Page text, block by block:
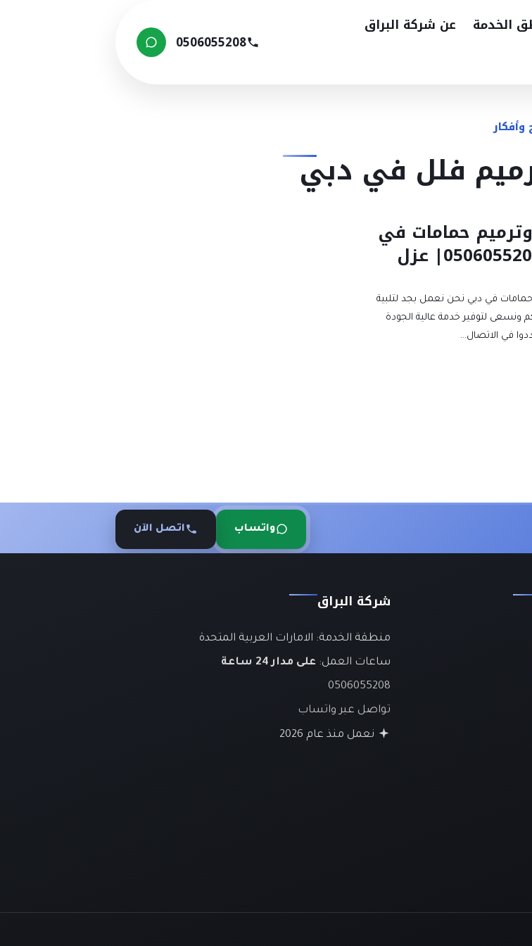
الخدمة
عن شركة البراق
0506055208
وأفكار
فلل في دبي
حمامات في
دبي |0506055208| عزل
في دبي نحن نعمل بجد لتلبية
ونسعى لتوفير خدمة عالية الجودة
في الاتصال…
واتساب اتصل الآن
شركة البراق
منطقة الخدمة: الامارات العربية المتحدة
ساعات العمل: على مدار 24 ساعة
0506055208
تواصل عبر واتساب
نعمل منذ عام 2026